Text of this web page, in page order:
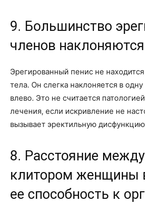
9. Большинство
членов
Эрегированный пенис не
тела. Он слегка наклоняется в
влево. Это не считается
лечения, если искривление не
вызывает эректильную
8. Расстояние
клитором женщины
ее способность к